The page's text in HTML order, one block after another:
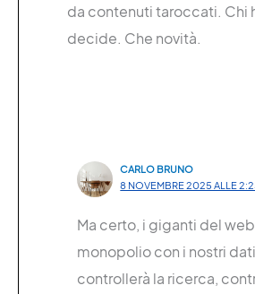
da contenuti taroccati. Chi
decide. Che novità.
CARLO BRUNO
8 NOVEMBRE 2025 ALLE
Ma certo, i giganti del
monopolio con i nostri
controllerà la ricerca,